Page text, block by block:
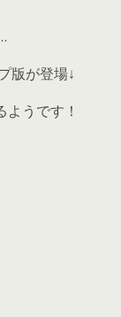
版が登場↓
うです！